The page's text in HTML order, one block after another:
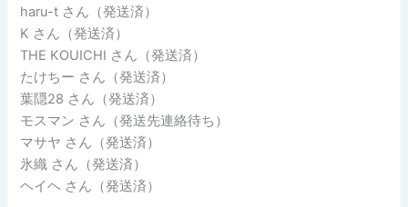
haru-t さん（発送済）
K さん（発送済）
THE KOUICHI さん（発送済）
たけちー さん（発送済）
葉隠28 さん（発送済）
モスマン さん（発送先連絡待ち）
マサヤ さん（発送済）
氷織 さん（発送済）
ヘイヘ さん（発送済）